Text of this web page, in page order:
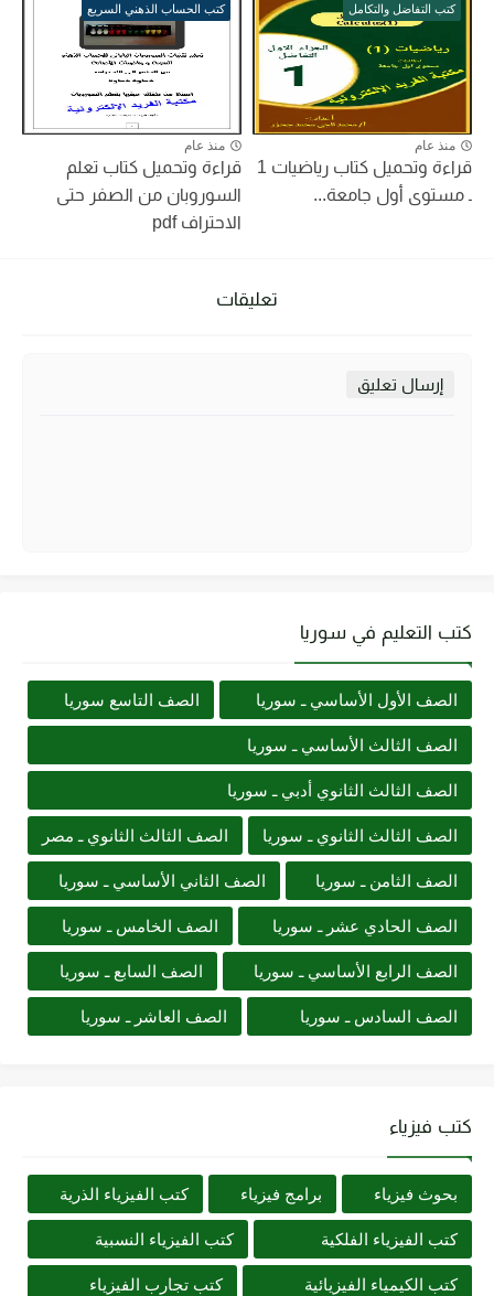
كتب التفاضل والتكامل
منذ عام
قراءة وتحميل كتاب رياضيات 1
ـ مستوى أول جامعة...
كتب الحساب الذهني السريع
منذ عام
قراءة وتحميل كتاب تعلم
السوروبان من الصفر حتى
الاحتراف pdf
تعليقات
إرسال تعليق
كتب التعليم في سوريا
الصف الأول الأساسي ـ سوريا الصف التاسع سوريا
الصف الثالث الأساسي ـ سوريا
الصف الثالث الثانوي أدبي ـ سوريا
الصف الثالث الثانوي ـ سوريا الصف الثالث الثانوي ـ مصر
الصف الثامن ـ سوريا الصف الثاني الأساسي ـ سوريا
الصف الحادي عشر ـ سوريا الصف الخامس ـ سوريا
الصف الرابع الأساسي ـ سوريا الصف السابع ـ سوريا
الصف السادس ـ سوريا الصف العاشر ـ سوريا
كتب فيزياء
بحوث فيزياء برامج فيزياء كتب الفيزياء الذرية
كتب الفيزياء الفلكية كتب الفيزياء النسبية
كتب الكيمياء الفيزيائية كتب تجارب الفيزياء